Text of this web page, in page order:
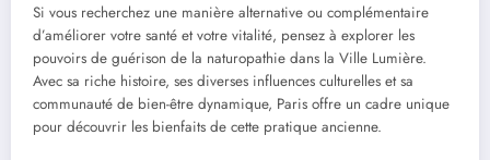
Si vous recherchez une manière alternative ou complémentaire
d’améliorer votre santé et votre vitalité, pensez à explorer les
pouvoirs de guérison de la naturopathie dans la Ville Lumière.
Avec sa riche histoire, ses diverses influences culturelles et sa
communauté de bien-être dynamique, Paris offre un cadre unique
pour découvrir les bienfaits de cette pratique ancienne.